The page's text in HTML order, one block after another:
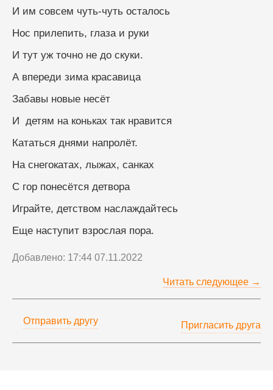
И им совсем чуть-чуть осталось
Нос прилепить, глаза и руки
И тут уж точно не до скуки.
А впереди зима красавица
Забавы новые несёт
И  детям на коньках так нравится
Кататься днями напролёт.
На снегокатах, лыжах, санках
С гор понесётся детвора
Играйте, детством наслаждайтесь
Еще наступит взрослая пора.
Добавлено: 17:44 07.11.2022
Читать следующее →
Отправить другу Пригласить друга